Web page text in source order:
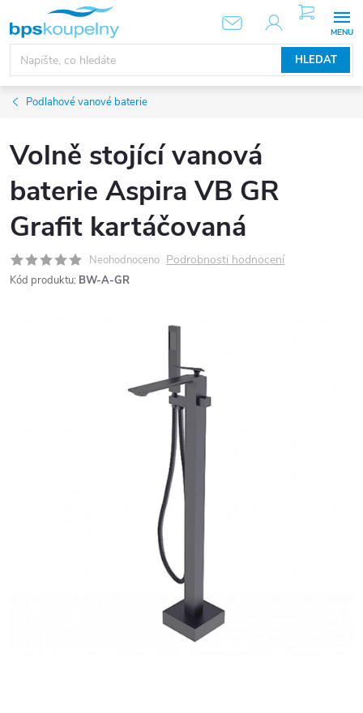
obsah
HLEDAT
NÁKUPNÍ
KOŠÍK
Podlahové vanové baterie
Volně stojící vanová
baterie Aspira VB GR
Grafit kartáčovaná
Neohodnoceno Podrobnosti hodnocení
Kód produktu: BW-A-GR